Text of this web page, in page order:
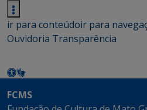
ir para conteúdoir para
Ouvidoria Transparência
FCMS